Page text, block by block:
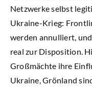
Netzwerke selbst
Ukraine-Krieg:
werden annulliert,
real zur Disposition.
Großmächte ihre
Ukraine, Grönland